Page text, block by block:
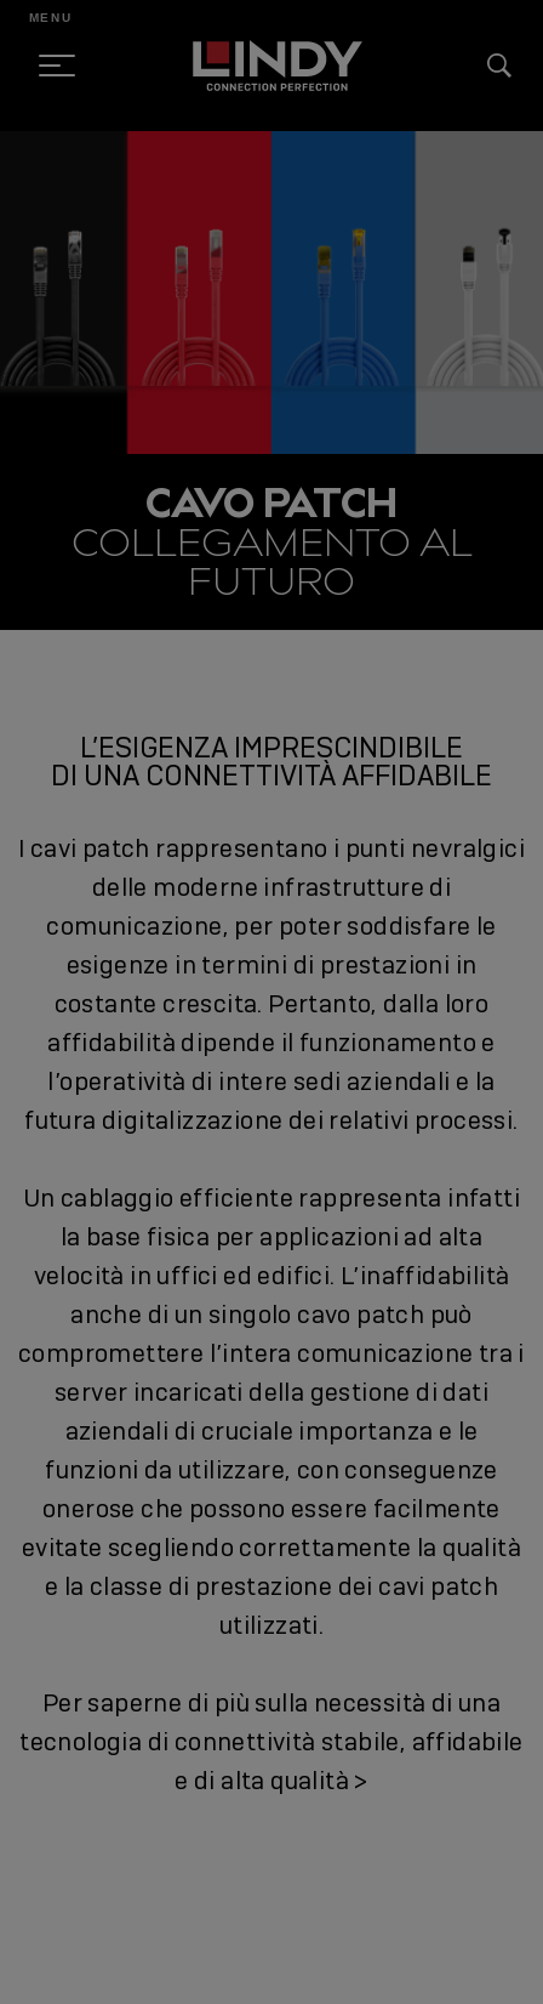
MENU
CAVO PATCH
COLLEGAMENTO AL
FUTURO
L’ESIGENZA IMPRESCINDIBILE
DI UNA CONNETTIVITÀ AFFIDABILE
I cavi patch rappresentano i punti nevralgici
delle moderne infrastrutture di
comunicazione, per poter soddisfare le
esigenze in termini di prestazioni in
costante crescita. Pertanto, dalla loro
affidabilità dipende il funzionamento e
l’operatività di intere sedi aziendali e la
futura digitalizzazione dei relativi processi.
Un cablaggio efficiente rappresenta infatti
la base fisica per applicazioni ad alta
velocità in uffici ed edifici. L’inaffidabilità
anche di un singolo cavo patch può
compromettere l’intera comunicazione tra i
server incaricati della gestione di dati
aziendali di cruciale importanza e le
funzioni da utilizzare, con conseguenze
onerose che possono essere facilmente
evitate scegliendo correttamente la qualità
e la classe di prestazione dei cavi patch
utilizzati.
Per saperne di più sulla necessità di una
tecnologia di connettività stabile, affidabile
e di alta qualità >